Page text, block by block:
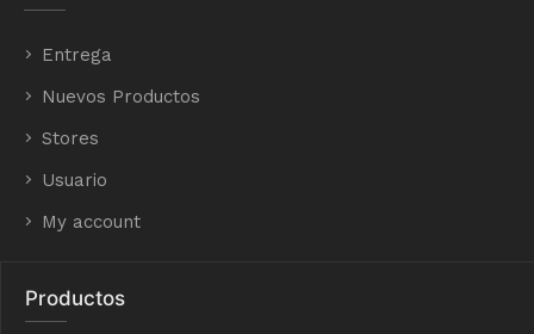
Entrega
Nuevos Productos
Stores
Usuario
My account
Productos